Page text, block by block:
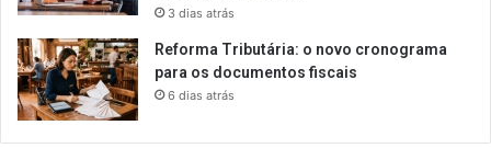
3 dias atrás
Reforma Tributária: o novo cronograma
para os documentos fiscais
6 dias atrás